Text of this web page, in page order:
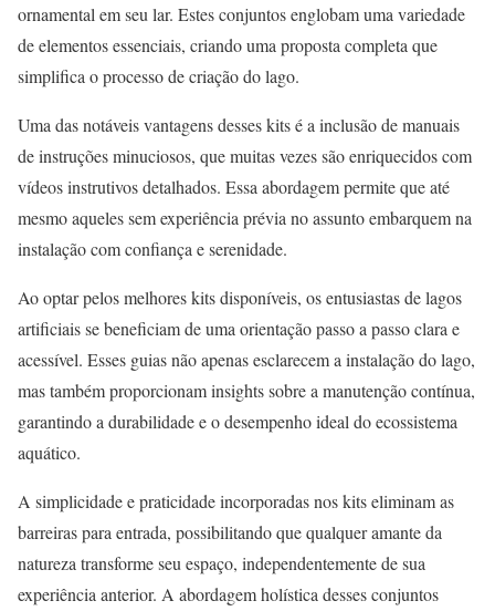
ornamental em seu lar. Estes conjuntos englobam uma variedade
de elementos essenciais, criando uma proposta completa que
simplifica o processo de criação do lago.
Uma das notáveis vantagens desses kits é a inclusão de manuais
de instruções minuciosos, que muitas vezes são enriquecidos com
vídeos instrutivos detalhados. Essa abordagem permite que até
mesmo aqueles sem experiência prévia no assunto embarquem na
instalação com confiança e serenidade.
Ao optar pelos melhores kits disponíveis, os entusiastas de lagos
artificiais se beneficiam de uma orientação passo a passo clara e
acessível. Esses guias não apenas esclarecem a instalação do lago,
mas também proporcionam insights sobre a manutenção contínua,
garantindo a durabilidade e o desempenho ideal do ecossistema
aquático.
A simplicidade e praticidade incorporadas nos kits eliminam as
barreiras para entrada, possibilitando que qualquer amante da
natureza transforme seu espaço, independentemente de sua
experiência anterior. A abordagem holística desses conjuntos